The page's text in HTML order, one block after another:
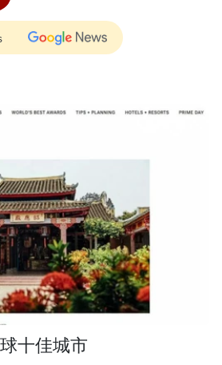
十佳城市